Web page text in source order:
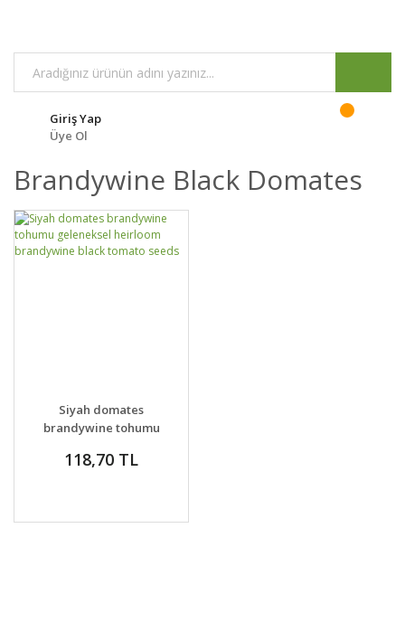
Giriş Yap
Üye Ol
Brandywine Black Domates
DETAYLAR SEPETE EKLE
Siyah domates
brandywine tohumu
brandywine black
118,70 TL